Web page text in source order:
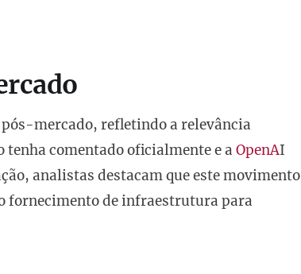
mercado, refletindo a relevância
tenha comentado oficialmente e a OpenAI
analistas destacam que este movimento
fornecimento de infraestrutura para